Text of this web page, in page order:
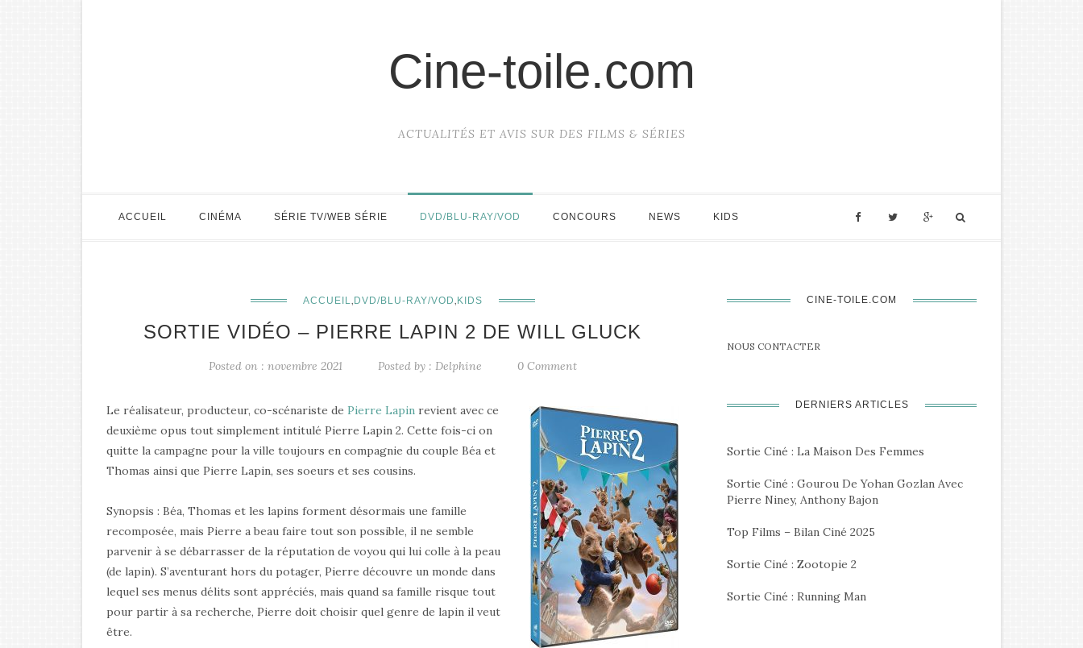
Cine-toile.com
ACTUALITÉS ET AVIS SUR DES FILMS & SÉRIES
ACCUEIL CINÉMA SÉRIE TV/WEB SÉRIE DVD/BLU-RAY/VOD CONCOURS NEWS KIDS
ACCUEIL, DVD/BLU-RAY/VOD, KIDS
SORTIE VIDÉO – PIERRE LAPIN 2 DE WILL GLUCK
Posted on : novembre 2021 Posted by : Delphine 0 Comment
Le réalisateur, producteur, co-scénariste de Pierre Lapin revient avec ce
deuxième opus tout simplement intitulé Pierre Lapin 2. Cette fois-ci on
quitte la campagne pour la ville toujours en compagnie du couple Béa et
Thomas ainsi que Pierre Lapin, ses soeurs et ses cousins.
Synopsis : Béa, Thomas et les lapins forment désormais une famille
recomposée, mais Pierre a beau faire tout son possible, il ne semble
parvenir à se débarrasser de la réputation de voyou qui lui colle à la peau
(de lapin). S’aventurant hors du potager, Pierre découvre un monde dans
lequel ses menus délits sont appréciés, mais quand sa famille risque tout
pour partir à sa recherche, Pierre doit choisir quel genre de lapin il veut
être.
CINE-TOILE.COM
NOUS CONTACTER
DERNIERS ARTICLES
Sortie Ciné : La Maison Des Femmes
Sortie Ciné : Gourou De Yohan Gozlan Avec
Pierre Niney, Anthony Bajon
Top Films – Bilan Ciné 2025
Sortie Ciné : Zootopie 2
Sortie Ciné : Running Man